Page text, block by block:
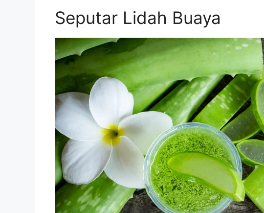
Seputar Lidah Buaya